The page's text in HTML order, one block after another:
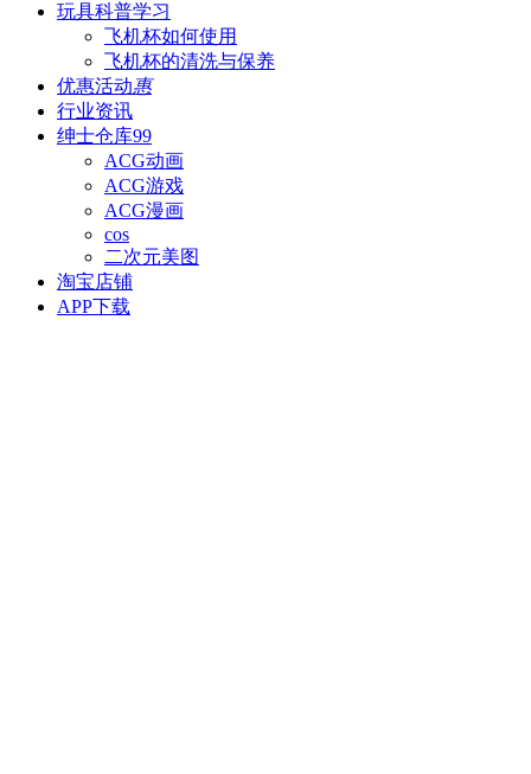
玩具科普学习
飞机杯如何使用
飞机杯的清洗与保养
优惠活动惠
行业资讯
绅士仓库99
ACG动画
ACG游戏
ACG漫画
cos
二次元美图
淘宝店铺
APP下载